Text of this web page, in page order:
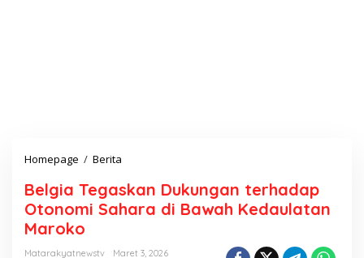
Homepage / Berita
l
g
a
Belgia Tegaskan Dukungan terhadap
Otonomi Sahara di Bawah Kedaulatan
Maroko
Matarakyatnewstv
Maret 3, 2026